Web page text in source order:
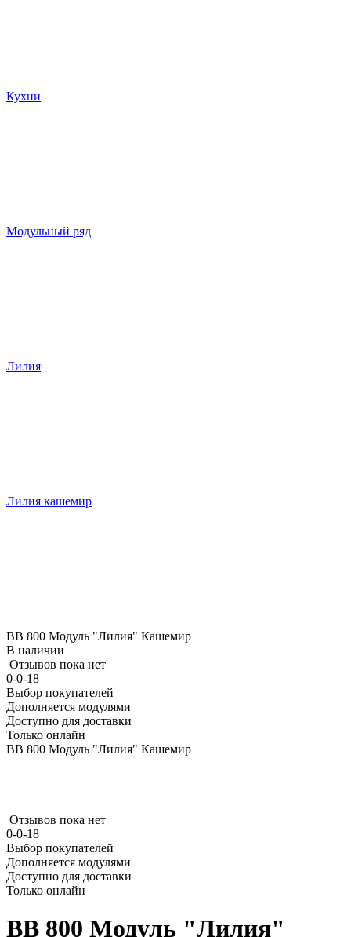
Кухни
Модульный ряд
Лилия
Лилия кашемир
ВВ 800 Модуль "Лилия" Кашемир
В наличии
Отзывов пока нет
0-0-18
Выбор покупателей
Дополняется модулями
Доступно для доставки
Только онлайн
ВВ 800 Модуль "Лилия" Кашемир
Отзывов пока нет
0-0-18
Выбор покупателей
Дополняется модулями
Доступно для доставки
Только онлайн
ВВ 800 Модуль "Лилия"